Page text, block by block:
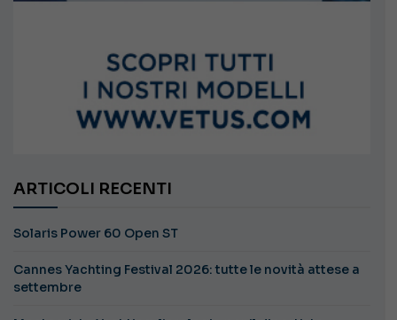
ARTICOLI RECENTI
Solaris Power 60 Open ST
Cannes Yachting Festival 2026: tutte le novità attese a
settembre